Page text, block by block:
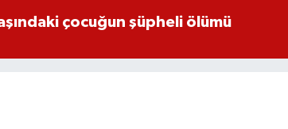
çocuğun şüpheli ölümü